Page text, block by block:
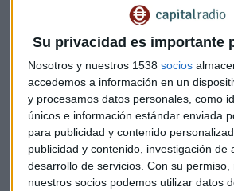
Su privacidad es importante
Nosotros y nuestros 1538 socios
accedemos a información en un
y procesamos datos personales, como
únicos e información estándar enviada
para publicidad y contenido
publicidad y contenido, investigación de
desarrollo de servicios. Con su permiso,
nuestros socios podemos utilizar datos